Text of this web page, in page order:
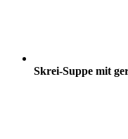
Skrei-Suppe mit